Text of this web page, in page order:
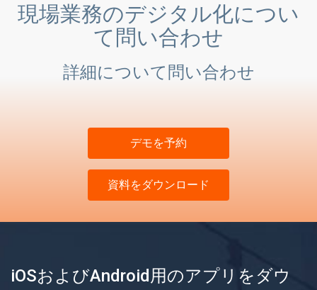
現場業務のデジタル化につい
て問い合わせ
詳細について問い合わせ
デモを予約
資料をダウンロード
iOSおよびAndroid用のアプリをダウ